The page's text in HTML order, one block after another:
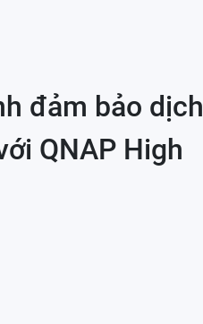
đảm bảo dịch
QNAP High